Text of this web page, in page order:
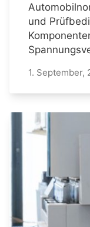
und
1. September,